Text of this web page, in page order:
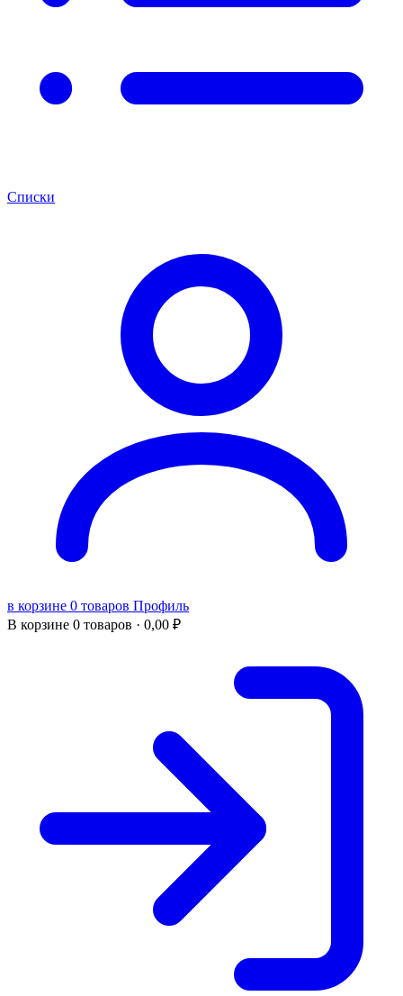
Списки
в корзине 0 товаров Профиль
В корзине 0 товаров · 0,00 ₽